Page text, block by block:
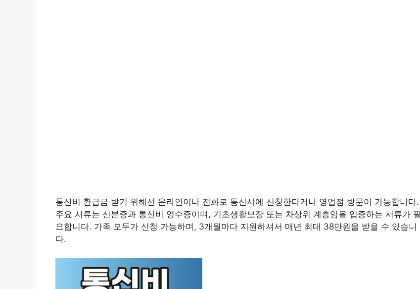
통신비 환급금 받기 위해선 온라인이나 전화로 통신사에 신청한다거나 영업점 방문이 가능합니다.
주요 서류는 신분증과 통신비 영수증이며, 기초생활보장 또는 차상위 계층임을 입증하는 서류가 필
요합니다. 가족 모두가 신청 가능하며, 3개월마다 지원하셔서 매년 최대 38만원을 받을 수 있습니
다.